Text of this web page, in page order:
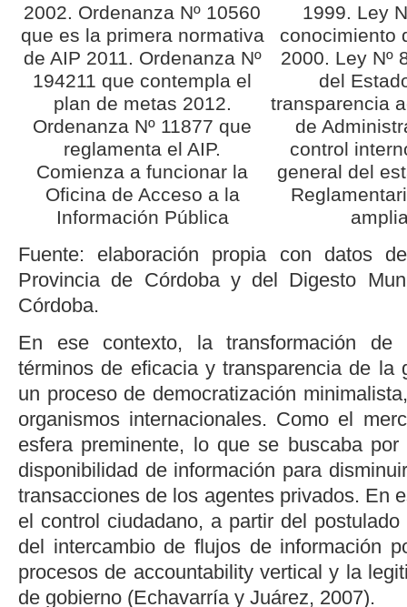
2002. Ordenanza Nº 10560
que es la primera normativa
de AIP 2011. Ordenanza Nº
194211 que contempla el
plan de metas 2012.
Ordenanza Nº 11877 que
reglamenta el AIP.
Comienza a funcionar la
Oficina de Acceso a la
Información Pública
1999. Ley
conocimiento
2000. Ley Nº
del
transparencia
de
control
general del
Fuente: elaboración propia con datos
Provincia de Córdoba y del Digesto
Córdoba.
En ese contexto, la transformación
términos de eficacia y transparencia de la
un proceso de democratización
organismos internacionales. Como el
esfera preminente, lo que se buscaba
disponibilidad de información para
transacciones de los agentes privados. En
el control ciudadano, a partir del
del intercambio de flujos de información
procesos de accountabilityvertical y la
de gobierno (Echavarría y Juárez, 2007).